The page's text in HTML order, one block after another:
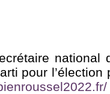
pour